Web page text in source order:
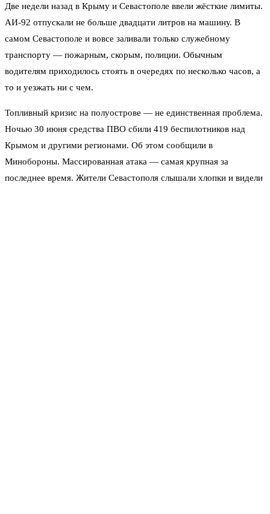
Две недели назад в Крыму и Севастополе ввели жёсткие лимиты.
АИ-92 отпускали не больше двадцати литров на машину. В
самом Севастополе и вовсе заливали только служебному
транспорту — пожарным, скорым, полиции. Обычным
водителям приходилось стоять в очередях по несколько часов, а
то и уезжать ни с чем.
Топливный кризис на полуострове — не единственная проблема.
Ночью 30 июня средства ПВО сбили 419 беспилотников над
Крымом и другими регионами. Об этом сообщили в
Минобороны. Массированная атака — самая крупная за
последнее время. Жители Севастополя слышали хлопки и видели